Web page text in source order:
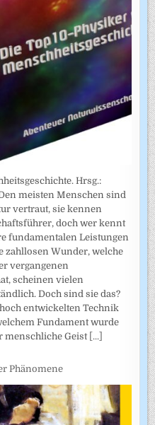
Hrsg.:
meisten Menschen sind
vertraut, sie kennen
doch wer kennt
fundamentalen Leistungen
zahllosen Wunder, welche
vergangenen
scheinen vielen
Doch sind sie das?
entwickelten Technik
Fundament wurde
menschliche Geist [...]
Phänomene